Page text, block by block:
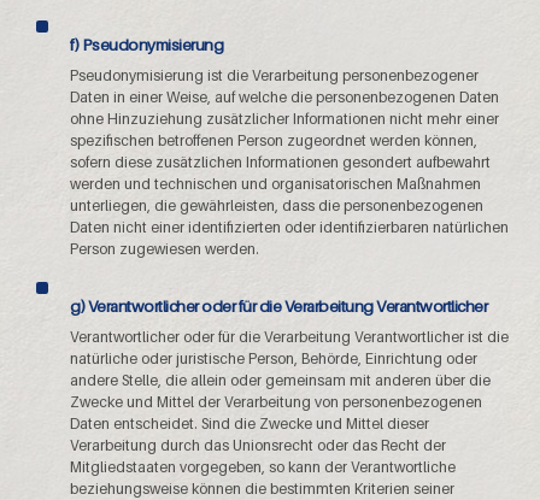
f) Pseudonymisierung
Pseudonymisierung ist die Verarbeitung personenbezogener
Daten in einer Weise, auf welche die personenbezogenen Daten
ohne Hinzuziehung zusätzlicher Informationen nicht mehr einer
spezifischen betroffenen Person zugeordnet werden können,
sofern diese zusätzlichen Informationen gesondert aufbewahrt
werden und technischen und organisatorischen Maßnahmen
unterliegen, die gewährleisten, dass die personenbezogenen
Daten nicht einer identifizierten oder identifizierbaren natürlichen
Person zugewiesen werden.
g) Verantwortlicher oder für die Verarbeitung Verantwortlicher
Verantwortlicher oder für die Verarbeitung Verantwortlicher ist die
natürliche oder juristische Person, Behörde, Einrichtung oder
andere Stelle, die allein oder gemeinsam mit anderen über die
Zwecke und Mittel der Verarbeitung von personenbezogenen
Daten entscheidet. Sind die Zwecke und Mittel dieser
Verarbeitung durch das Unionsrecht oder das Recht der
Mitgliedstaaten vorgegeben, so kann der Verantwortliche
beziehungsweise können die bestimmten Kriterien seiner